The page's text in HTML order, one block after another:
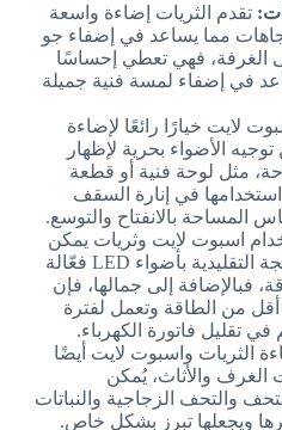
تقدم الثريات إضاءة واسعة
مما يساعد في إضفاء جو
الغرفة، فهي تعطي إحساسًا
في إضفاء لمسة فنية جميلة
لايت خيارًا رائعًا لإضاءة
الأضواء بحرية لإظهار
مثل لوحة فنية أو قطعة
في إنارة السقف
المساحة بالانفتاح والتوسع.
اسبوت لايت وثريات يمكن
استبدال الأضواء المتوهجة التقليدية بأضواء LED فعّالة
فبالإضافة إلى جمالها، فإن
أقل من الطاقة وتعمل لفترة
تقليل فاتورة الكهرباء.
الثريات واسبوت لايت أيضًا
الغرف والأثاث، يُمكن
والتحف الزجاجية والنباتات
ويجعلها تبرز بشكل خاص.